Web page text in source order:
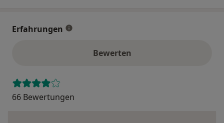
Erfahrungen
Bewerten
66 Bewertungen